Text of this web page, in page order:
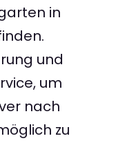
in
und
um
nach
zu